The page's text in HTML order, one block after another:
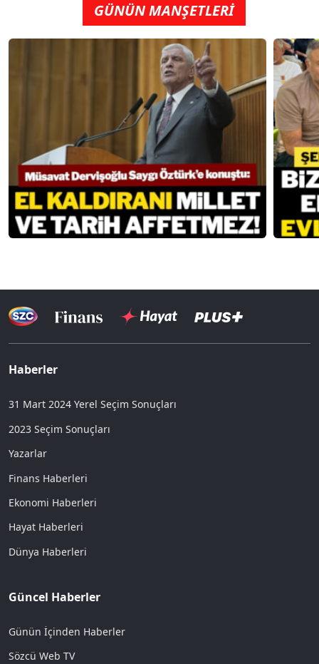
GÜNÜN MANŞETLERİ
Haberler
31 Mart 2024 Yerel Seçim Sonuçları
2023 Seçim Sonuçları
Yazarlar
Finans Haberleri
Ekonomi Haberleri
Hayat Haberleri
Dünya Haberleri
Güncel Haberler
Günün İçinden Haberler
Sözcü Web TV